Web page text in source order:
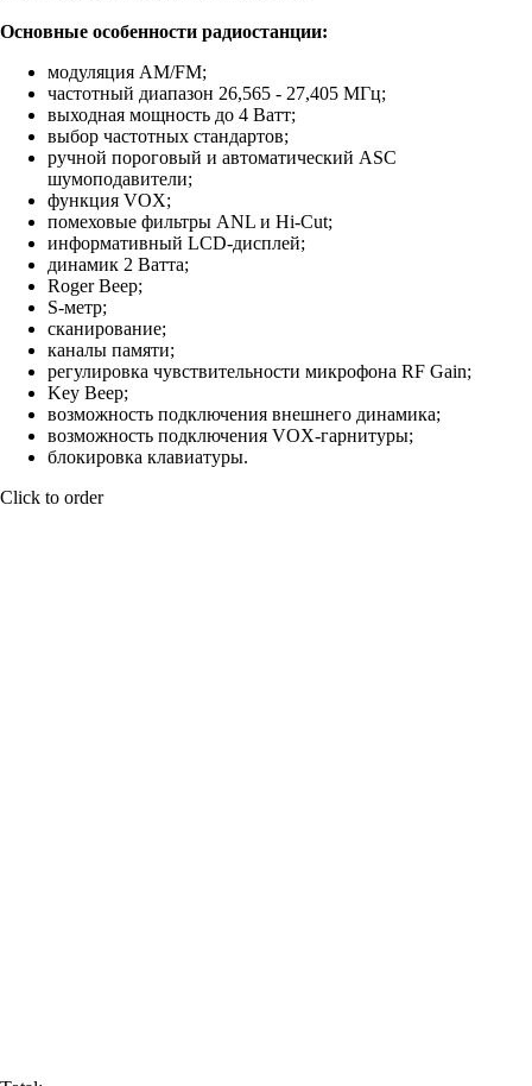
Основные особенности радиостанции:
модуляция AM/FM;
частотный диапазон 26,565 - 27,405 МГц;
выходная мощность до 4 Ватт;
выбор частотных стандартов;
ручной пороговый и автоматический ASC
шумоподавители;
функция VOX;
помеховые фильтры ANL и Hi-Cut;
информативный LCD-дисплей;
динамик 2 Ватта;
Roger Beep;
S-метр;
сканирование;
каналы памяти;
регулировка чувствительности микрофона RF Gain;
Key Beep;
возможность подключения внешнего динамика;
возможность подключения VOX-гарнитуры;
блокировка клавиатуры.
Click to order